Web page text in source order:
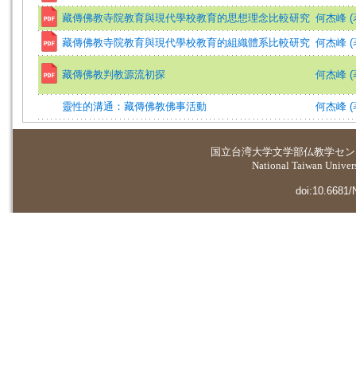
藏傳佛教寺院教育與現代學校教育的思想理念比較研究 何杰峰 (
藏傳佛教寺院教育與現代學校教育的組織體系比較研究 何杰峰 (
藏傳佛教判教源流初探 何杰峰 (
靈性的溝通：藏傳佛教佛事活動 何杰峰 (
国立台湾大学文学部仏教学セ
National Taiwan
doi:10.6681/